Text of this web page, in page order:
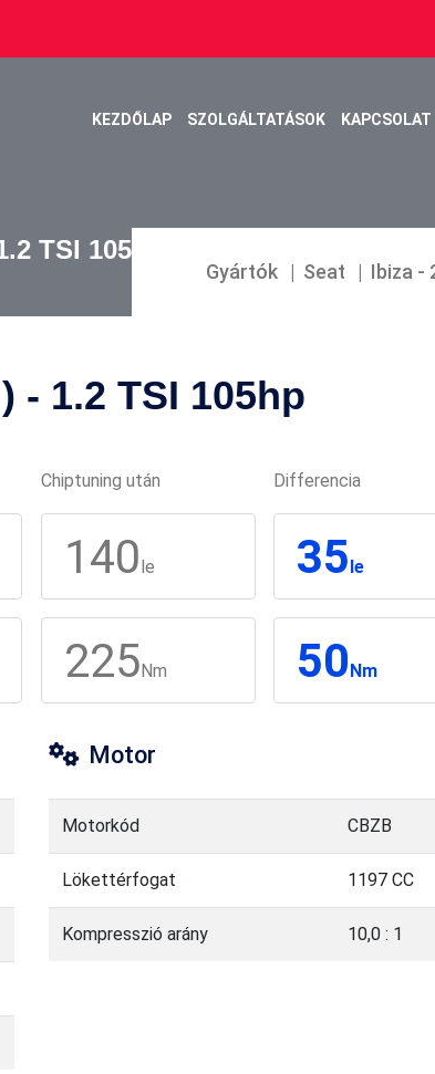
KEZDŐLAP SZOLGÁLTATÁSOK KAPCSOLAT
TSI 105HP
Gyártók Seat Ibiza -
- 1.2 TSI 105hp
Chiptuning után Differencia
140le 35le
225Nm 50Nm
Motor
Motorkód CBZB
Lökettérfogat 1197 CC
Kompresszió arány 10,0 : 1